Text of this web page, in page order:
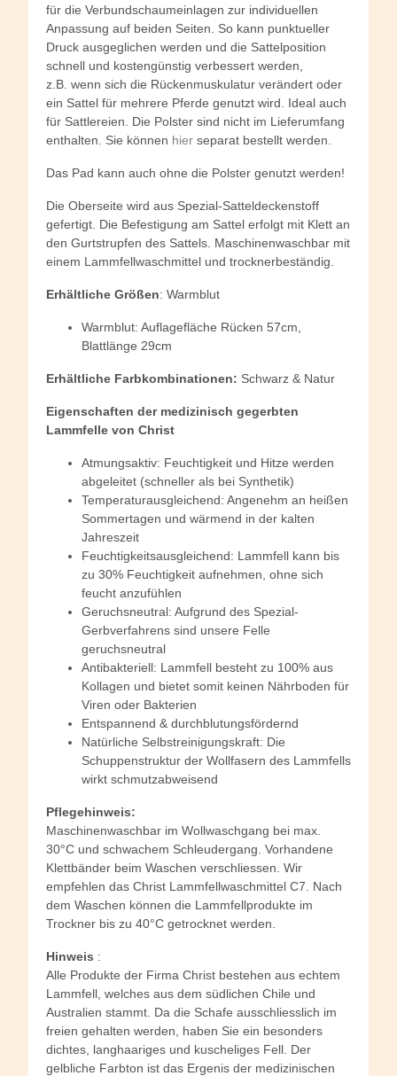
für die Verbundschaumeinlagen zur individuellen
Anpassung auf beiden Seiten. So kann punktueller
Druck ausgeglichen werden und die Sattelposition
schnell und kostengünstig verbessert werden,
z.B. wenn sich die Rückenmuskulatur verändert oder
ein Sattel für mehrere Pferde genutzt wird. Ideal auch
für Sattlereien. Die Polster sind nicht im Lieferumfang
enthalten. Sie können hier separat bestellt werden.
Das Pad kann auch ohne die Polster genutzt werden!
Die Oberseite wird aus Spezial-Satteldeckenstoff
gefertigt. Die Befestigung am Sattel erfolgt mit Klett an
den Gurtstrupfen des Sattels. Maschinenwaschbar mit
einem Lammfellwaschmittel und trocknerbeständig.
Erhältliche Größen: Warmblut
Warmblut: Auflagefläche Rücken 57cm,
Blattlänge 29cm
Erhältliche Farbkombinationen: Schwarz & Natur
Eigenschaften der medizinisch gegerbten
Lammfelle von Christ
Atmungsaktiv: Feuchtigkeit und Hitze werden
abgeleitet (schneller als bei Synthetik)
Temperaturausgleichend: Angenehm an heißen
Sommertagen und wärmend in der kalten
Jahreszeit
Feuchtigkeitsausgleichend: Lammfell kann bis
zu 30% Feuchtigkeit aufnehmen, ohne sich
feucht anzufühlen
Geruchsneutral: Aufgrund des Spezial-
Gerbverfahrens sind unsere Felle
geruchsneutral
Antibakteriell: Lammfell besteht zu 100% aus
Kollagen und bietet somit keinen Nährboden für
Viren oder Bakterien
Entspannend & durchblutungsfördernd
Natürliche Selbstreinigungskraft: Die
Schuppenstruktur der Wollfasern des Lammfells
wirkt schmutzabweisend
Pflegehinweis:
Maschinenwaschbar im Wollwaschgang bei max.
30°C und schwachem Schleudergang. Vorhandene
Klettbänder beim Waschen verschliessen. Wir
empfehlen das Christ Lammfellwaschmittel C7. Nach
dem Waschen können die Lammfellprodukte im
Trockner bis zu 40°C getrocknet werden.
Hinweis :
Alle Produkte der Firma Christ bestehen aus echtem
Lammfell, welches aus dem südlichen Chile und
Australien stammt. Da die Schafe ausschliesslich im
freien gehalten werden, haben Sie ein besonders
dichtes, langhaariges und kuscheliges Fell. Der
gelbliche Farbton ist das Ergenis der medizinischen